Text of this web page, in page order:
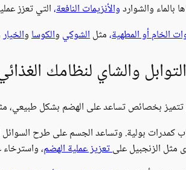
بالماء والشواردوالأنزيمات النافعة،التي تعزز
الخام أو المطهية،مثلالشوكي والكوساوالخيار
والشاي لنظامك
تتميز بخصائص تساعد على الهضم بشكل طبيعي،
كمدرات بولية. وتساعد الجسم على طرح السوائل
مثل الزنجبيل علىتعزيز عملية الهضم،